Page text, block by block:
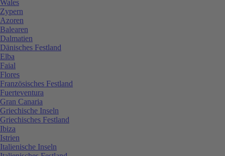
Wales
Zypern
Azoren
Balearen
Dalmatien
Dänisches Festland
Elba
Faial
Flores
Französisches Festland
Fuerteventura
Gran Canaria
Griechische Inseln
Griechisches Festland
Ibiza
Istrien
Italienische Inseln